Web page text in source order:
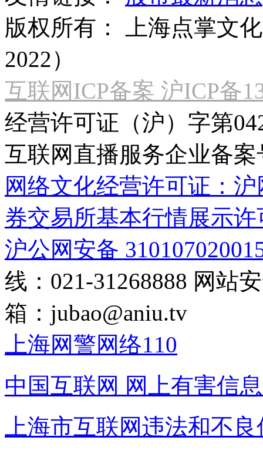
版权所有：
上海点掌文
2022）
互联网ICP备案 沪ICP备
经营许可证（沪）字第
互联网直播服务企业备案
网络文化经营许可证：
券交易所基本行情展示许
沪公网安备
线：021-31268888 网站
箱： jubao@aniu.tv
上海网警网络110
中国互联网 网上有害信
上海市互联网违法和不